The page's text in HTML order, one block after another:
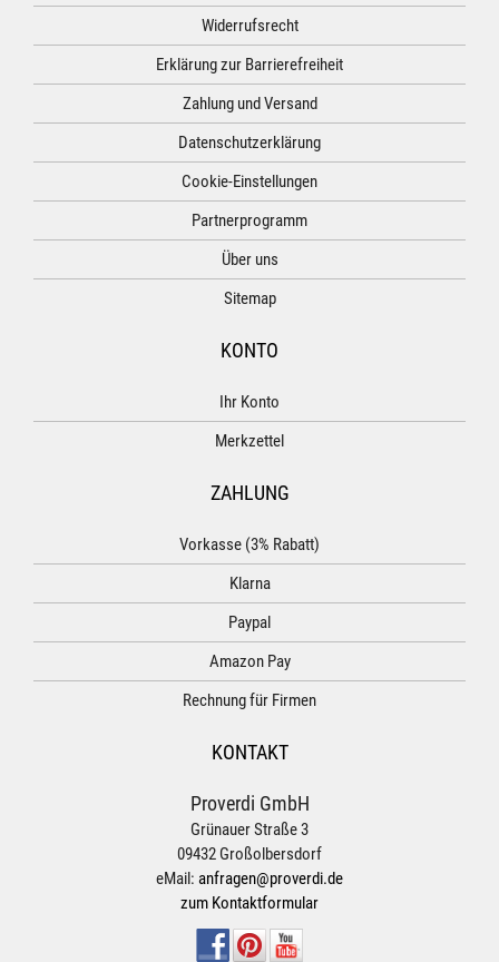
Widerrufsrecht
Erklärung zur Barrierefreiheit
Zahlung und Versand
Datenschutzerklärung
Cookie-Einstellungen
Partnerprogramm
Über uns
Sitemap
KONTO
Ihr Konto
Merkzettel
ZAHLUNG
Vorkasse (3% Rabatt)
Klarna
Paypal
Amazon Pay
Rechnung für Firmen
KONTAKT
Proverdi GmbH
Grünauer Straße 3
09432 Großolbersdorf
eMail: anfragen@proverdi.de
zum Kontaktformular